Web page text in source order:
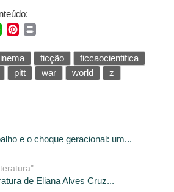
WhatsApp
Pinterest
ficção
ficcaocientifica
pitt war world z
e o choque geracional: um...
de Eliana Alves Cruz...